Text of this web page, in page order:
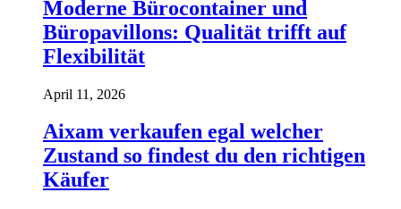
Moderne Bürocontainer und
Büropavillons: Qualität trifft auf
Flexibilität
April 11, 2026
Aixam verkaufen egal welcher
Zustand so findest du den richtigen
Käufer